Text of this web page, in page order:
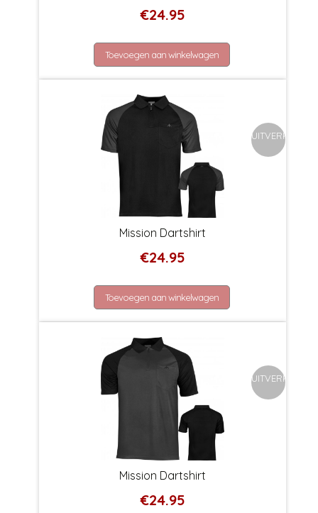
€24.95
Toevoegen aan winkelwagen
UITVERKOCHT
Mission Dartshirt
€24.95
Toevoegen aan winkelwagen
UITVERKOCHT
Mission Dartshirt
€24.95